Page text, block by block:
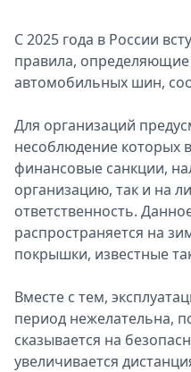
С 2025 года в России
правила,
автомобильных шин,
Для организаций
несоблюдение которых
финансовые санкции,
организацию, так и на
ответственность.
распространяется на
покрышки, известные
Вместе с тем,
период нежелательна,
сказывается на
увеличивается